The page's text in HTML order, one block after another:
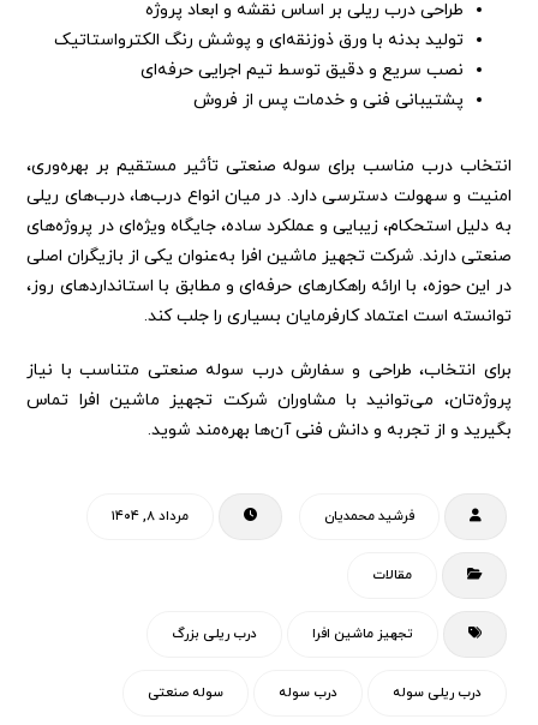
طراحی درب ریلی بر اساس نقشه و ابعاد پروژه
تولید بدنه با ورق ذوزنقه‌ای و پوشش رنگ الکترواستاتیک
نصب سریع و دقیق توسط تیم اجرایی حرفه‌ای
پشتیبانی فنی و خدمات پس از فروش
انتخاب درب مناسب برای سوله صنعتی تأثیر مستقیم بر بهره‌وری،
امنیت و سهولت دسترسی دارد. در میان انواع درب‌ها، درب‌های ریلی
به دلیل استحکام، زیبایی و عملکرد ساده، جایگاه ویژه‌ای در پروژه‌های
صنعتی دارند. شرکت تجهیز ماشین افرا به‌عنوان یکی از بازیگران اصلی
در این حوزه، با ارائه راهکارهای حرفه‌ای و مطابق با استانداردهای روز،
توانسته است اعتماد کارفرمایان بسیاری را جلب کند.
برای انتخاب، طراحی و سفارش درب سوله صنعتی متناسب با نیاز
پروژه‌تان، می‌توانید با مشاوران شرکت تجهیز ماشین افرا تماس
بگیرید و از تجربه و دانش فنی آن‌ها بهره‌مند شوید.
فرشید محمدیان مرداد ۸, ۱۴۰۴
مقالات
تجهیز ماشین افرا درب ریلی بزرگ
درب ریلی سوله درب سوله سوله صنعتی